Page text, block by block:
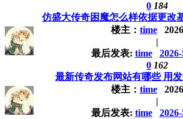
0 184
仿盛大传奇困魔怎么样依据更改
楼主： time
|
最后发表: time
0 162
最新传奇发布网站有哪些 用
楼主： time
|
最后发表: time